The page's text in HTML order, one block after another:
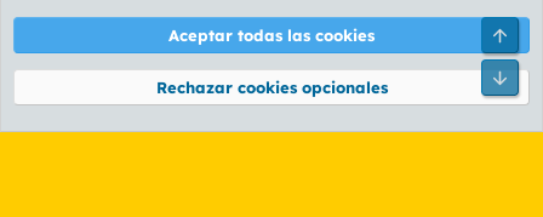
Términos y reglas Política de privacidad Ayuda
Community platform by XenForo® © 2010-2026 XenForo Ltd.
Aceptar todas las cookies
Rechazar cookies opcionales
Pie